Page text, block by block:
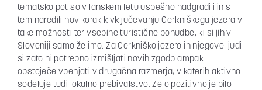
tematsko pot so v lanskem letu uspešno nadgradili in s
tem naredili nov korak k vključevanju Cerkniškega jezera v
take možnosti ter vsebine turistične ponudbe, ki si jih v
Sloveniji samo želimo. Za Cerkniško jezero in njegove ljudi
si zato ni potrebno izmišljati novih zgodb ampak
obstoječe vpenjati v drugačna razmerja, v katerih aktivno
sodeluje tudi lokalno prebivalstvo. Zelo pozitivno je bilo